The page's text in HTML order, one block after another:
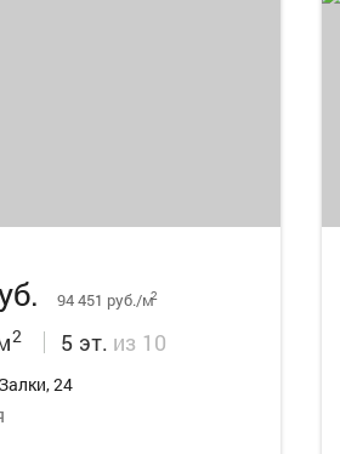
94 451 руб./м2
2 5 эт. из 10
24